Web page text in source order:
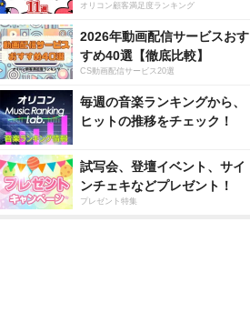
オリコン顧客満足度ランキング
2026年動画配信サービスおす
すめ40選【徹底比較】
CS動画配信サービス20選
毎週の音楽ランキングから、
ヒットの推移をチェック！
試写会、登壇イベント、サイ
ンチェキなどプレゼント！
プレゼント特集